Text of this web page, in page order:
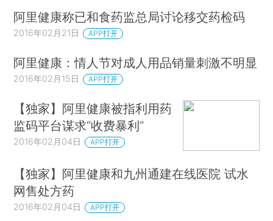
阿里健康称已和食药监总局讨论移交药检码
2016年02月21日 APP打开
阿里健康：情人节对成人用品销量刺激不明显
2016年02月15日 APP打开
【独家】阿里健康被指利用药
监码平台谋求“收费暴利”
2016年02月04日 APP打开
【独家】阿里健康和九州通建在线医院 试水
网售处方药
2016年02月04日 APP打开